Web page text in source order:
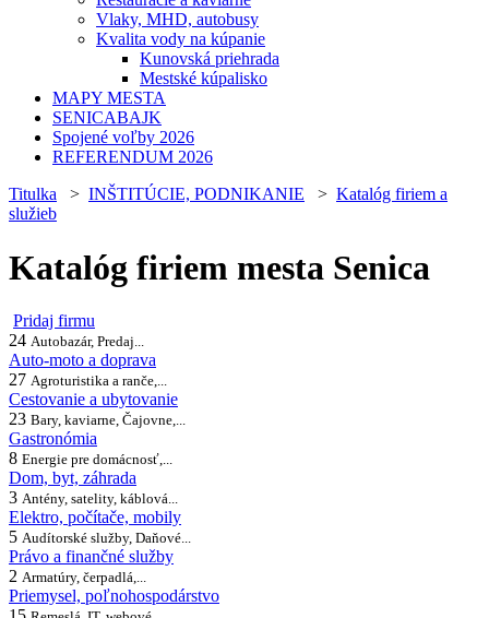
Vlaky, MHD, autobusy
Kvalita vody na kúpanie
Kunovská priehrada
Mestské kúpalisko
MAPY MESTA
SENICABAJK
Spojené voľby 2026
REFERENDUM 2026
Titulka > INŠTITÚCIE, PODNIKANIE > Katalóg firiem a
služieb
Katalóg firiem mesta Senica
Pridaj firmu
24 Autobazár, Predaj...
Auto-moto a doprava
27 Agroturistika a ranče,...
Cestovanie a ubytovanie
23 Bary, kaviarne, Čajovne,...
Gastronómia
8 Energie pre domácnosť,...
Dom, byt, záhrada
3 Antény, satelity, káblová...
Elektro, počítače, mobily
5 Audítorské služby, Daňové...
Právo a finančné služby
2 Armatúry, čerpadlá,...
Priemysel, poľnohospodárstvo